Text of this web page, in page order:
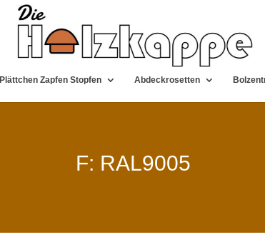
Plättchen Zapfen Stopfen Abdeckrosetten
F: RAL9005